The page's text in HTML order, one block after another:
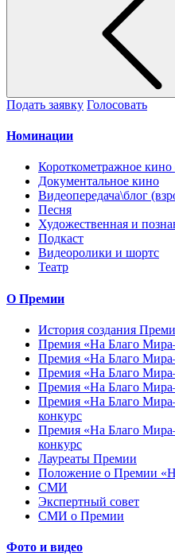
Подать заявку Голосовать
Номинации
Короткометражное кино
Документальное кино
Видеопередача\блог
Песня
Художественная и
Подкаст
Видеоролики и шортс
Театр
О Премии
История создания
Премия «На Благо
Премия «На Благо
Премия «На Благо
Премия «На Благо
Премия «На Благо
конкурс
Премия «На Благо
конкурс
Лауреаты Премии
Положение о Премии
СМИ
Экспертный совет
СМИ о Премии
Фото и видео